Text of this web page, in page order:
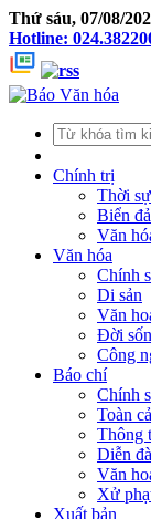
Thứ sáu, 07/08/
Hotline:
Chính trị
Thời sự
Biển
Văn
Văn hóa
Chính
Di sản
Văn
Đời
Công
Báo chí
Chính
Toàn
Thông
Diễn
Văn
Xử
Xuất bản